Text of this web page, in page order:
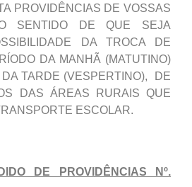
PROVIDÊNCIAS DE VOSSAS
SENTIDO DE QUE SEJA
DA TROCA DE
DA MANHÃ (MATUTINO)
TARDE (VESPERTINO), DE
DAS ÁREAS RURAIS QUE
ESCOLAR.
DE PROVIDÊNCIAS Nº.